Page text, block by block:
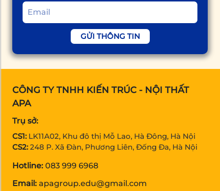
GỬI THÔNG TIN
CÔNG TY TNHH KIẾN TRÚC - NỘI THẤT
APA
Trụ sở:
CS1: LK11A02, Khu đô thị Mỗ Lao, Hà Đông, Hà Nội
CS2: 248 P. Xã Đàn, Phương Liên, Đống Đa, Hà Nội
Hotline: 083 999 6968
Email: apagroup.edu@gmail.com